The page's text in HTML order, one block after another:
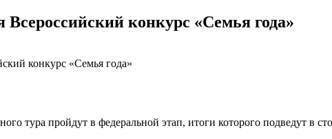
конкурс «Семья года»
конкурс «Семья года»
тура пройдут в федеральной этап, итоги которого подведут в